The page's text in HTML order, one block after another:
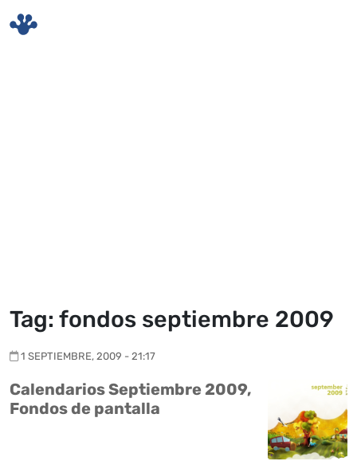
Tag: fondos septiembre 2009
1 SEPTIEMBRE, 2009 - 21:17
Calendarios Septiembre 2009,
Fondos de pantalla